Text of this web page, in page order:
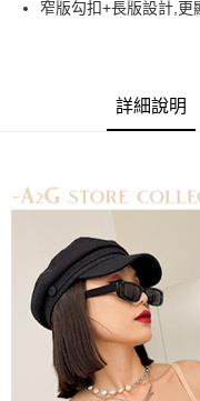
２．便利：只要手機號碼，
３．安心：先確認商品／服
１．於結帳方式選擇「
結帳頁面，進行簡訊認證並
２．訂單成立數日內，您將
３．收到繳費通知簡訊後14
ATM／網路銀行／等多元方
※ 請注意：結帳手續完成當
購買商品的店家。未經商家
後付繳納相關費用。
※ 交易是否成功請以「
是否繳費成功／繳費後需取
客戶支援中心」https://
全家取貨付款
付款後全家取貨
每筆NT$60，滿NT$699(
7-11取貨付款
每筆NT$60，滿NT$699(
付款後7-11取貨
每筆NT$60，滿NT$699(
窄版勾扣+長版設計,更
詳細說明